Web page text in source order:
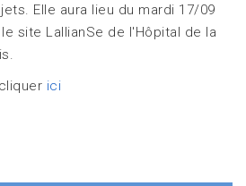
Elle aura lieu du mardi 17/09
site LallianSe de l'Hôpital de la
ici